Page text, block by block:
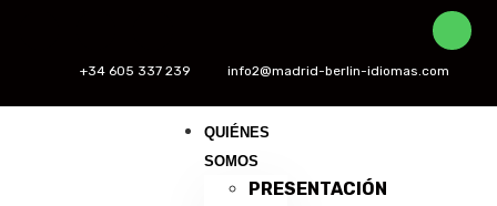
+34 605 337 239 info2@madrid-berlin-idiomas.com
QUIÉNES
SOMOS
PRESENTACIÓN